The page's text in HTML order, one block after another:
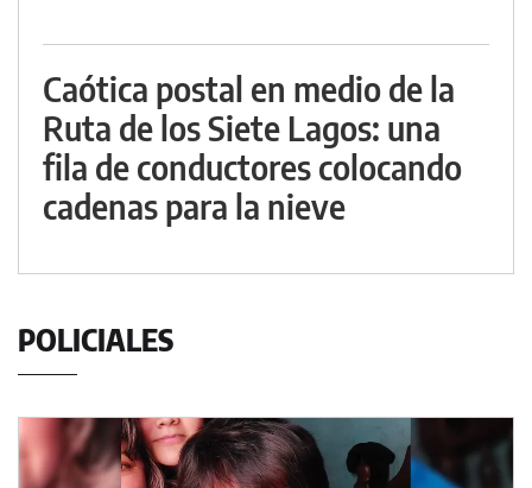
Caótica postal en medio de la
Ruta de los Siete Lagos: una
fila de conductores colocando
cadenas para la nieve
POLICIALES